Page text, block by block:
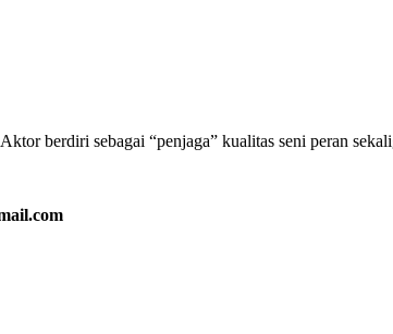
berdiri sebagai “penjaga” kualitas seni peran